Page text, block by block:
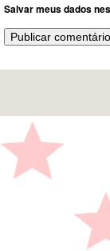
Salvar meus dados